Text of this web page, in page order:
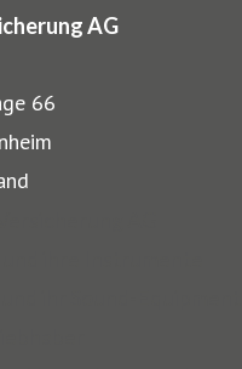
Gegenstände wie
Die Mitarbeiter der
AG
66